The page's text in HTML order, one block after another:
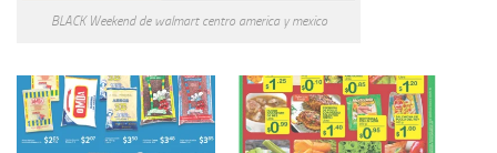
BLACK Weekend de walmart centro america y mexico